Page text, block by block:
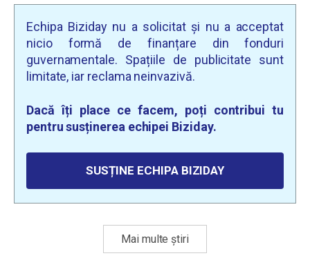
Echipa Biziday nu a solicitat și nu a acceptat
nicio formă de finanțare din fonduri
guvernamentale. Spațiile de publicitate sunt
limitate, iar reclama neinvazivă.
Dacă îți place ce facem, poți contribui tu
pentru susținerea echipei Biziday.
SUSȚINE ECHIPA BIZIDAY
Mai multe știri